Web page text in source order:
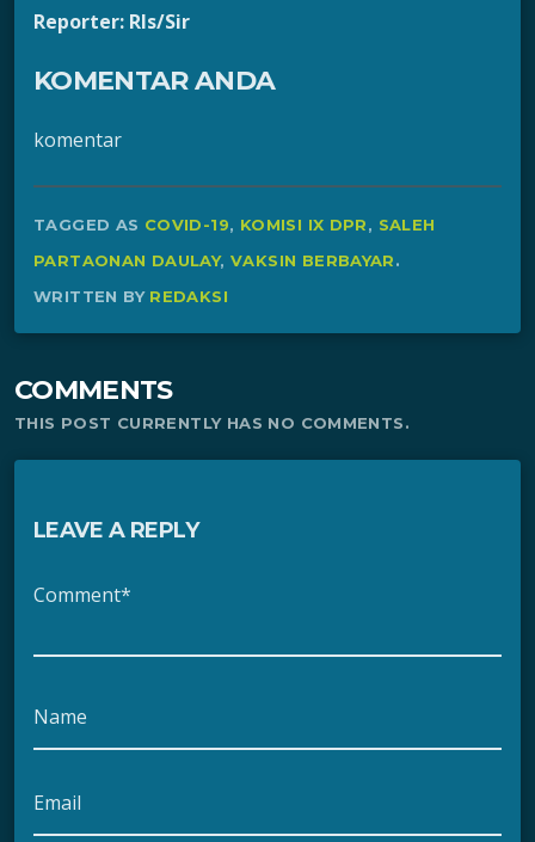
Reporter: Rls/Sir
KOMENTAR ANDA
komentar
TAGGED AS COVID-19, KOMISI IX DPR, SALEH
PARTAONAN DAULAY,VAKSIN BERBAYAR.
WRITTEN BY REDAKSI
COMMENTS
THIS POST CURRENTLY HAS NO COMMENTS.
LEAVE A REPLY
Comment*
Name
Email